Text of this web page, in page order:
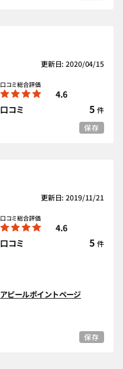
更新日: 2020/04/15
口コミ総合評価
4.6
口コミ
5 件
保存
更新日: 2019/11/21
口コミ総合評価
4.6
口コミ
5 件
アピールポイントページ
保存